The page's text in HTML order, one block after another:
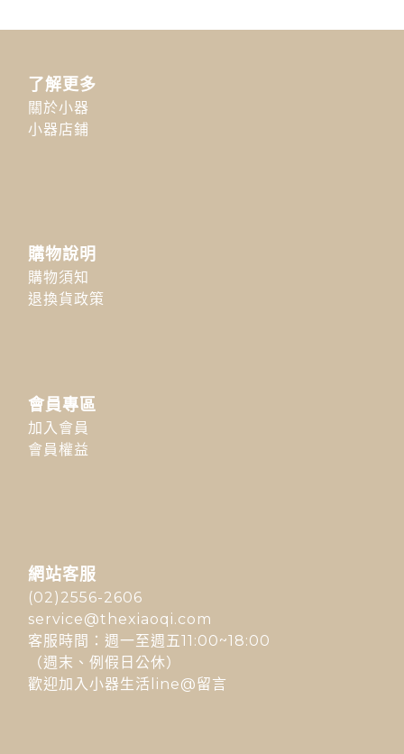
了解更多
關於小器
小器店鋪
購物說明
購物須知
退換貨政策
會員專區
加入會員
會員權益
網站客服
(02)2556-2606
service@thexiaoqi.com
客服時間：週一至週五11:00~18:00
（週末、例假日公休）
歡迎加入小器生活line@留言